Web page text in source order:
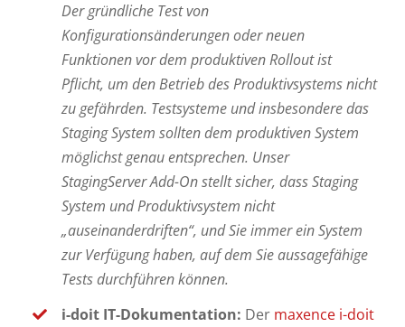
Der gründliche Test von
Konfigurationsänderungen oder neuen
Funktionen vor dem produktiven Rollout ist
Pflicht, um den Betrieb des Produktivsystems nicht
zu gefährden. Testsysteme und insbesondere das
Staging System sollten dem produktiven System
möglichst genau entsprechen. Unser
StagingServer Add-On stellt sicher, dass Staging
System und Produktivsystem nicht
„auseinanderdriften“, und Sie immer ein System
zur Verfügung haben, auf dem Sie aussagefähige
Tests durchführen können.
i-doit IT-Dokumentation: Der maxence i-doit